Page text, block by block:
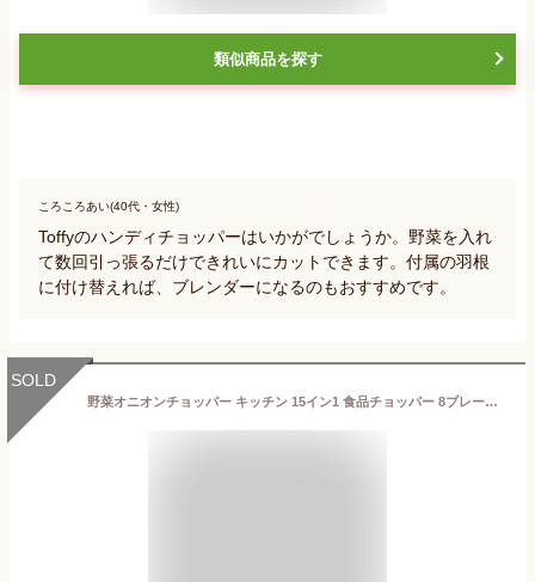
類似商品を探す
ころころあい(40代・女性)
Toffyのハンディチョッパーはいかがでしょうか。野菜を入れ
て数回引っ張るだけできれいにカットできます。付属の羽根
に付け替えれば、ブレンダーになるのもおすすめです。
SOLD
野菜オニオンチョッパー キッチン 15イン1 食品チョッパー 8ブレードカッター コンテナ付き(34.8*11.94cm) 1セット